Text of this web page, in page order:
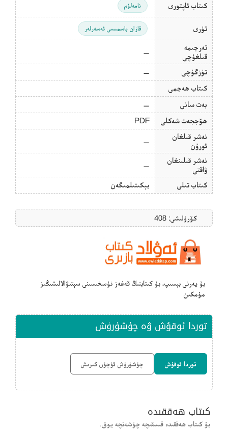
كىتاب ئاپتورى نامەلۇم
تۈرى قازان باسمىسى ئەسەرلەر
تەرجىمە
قىلغۇچى
—
تۈزگۈچى
—
كىتاب ھەجمى
بەت سانى
—
ھۆججەت شەكلى
PDF
نەشر قىلغان
ئورۇن
—
نەشر قىلىنغان
ۋاقتى
—
كىتاب تىلى بېكىتىلمىگەن
كۆرۈلىشى: 408
بۇ يەرنى بېسىپ، بۇ كىتابنىڭ قەغەز نۇسخىسىنى سېتىۋالالىشىڭىز
مۇمكىن
توردا ئوقۇش ۋە چۈشۈرۈش
توردا ئوقۇش چۈشۈرۈش ئۈچۈن كىرىش
كىتاب ھەققىدە
بۇ كىتاب ھەققىدە قىسقىچە چۈشەنچە يوق.